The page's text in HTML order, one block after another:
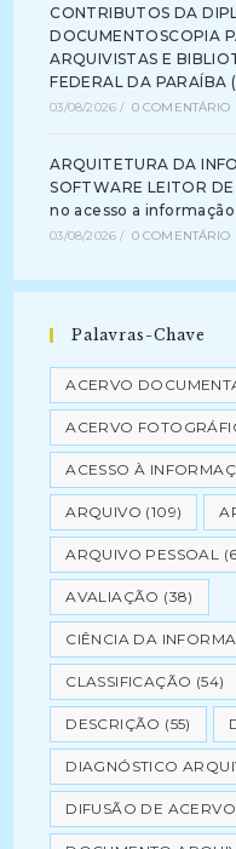
CONTRIBUTOS DA
DOCUMENTOSCOPIA
ARQUIVISTAS E
FEDERAL DA
03/08/2026 / 0 COMENTÁRIO
ARQUITETURA DA
SOFTWARE LEITOR
no acesso a
03/08/2026 / 0 COMENTÁRIO
Palavras-Chave
ACERVO
ACERVO
ACESSO À
ARQUIVO (109)
ARQUIVO PESSOAL
AVALIAÇÃO (38)
CIÊNCIA DA
CLASSIFICAÇÃO (54)
DESCRIÇÃO (55)
DIAGNÓSTICO
DIFUSÃO DE